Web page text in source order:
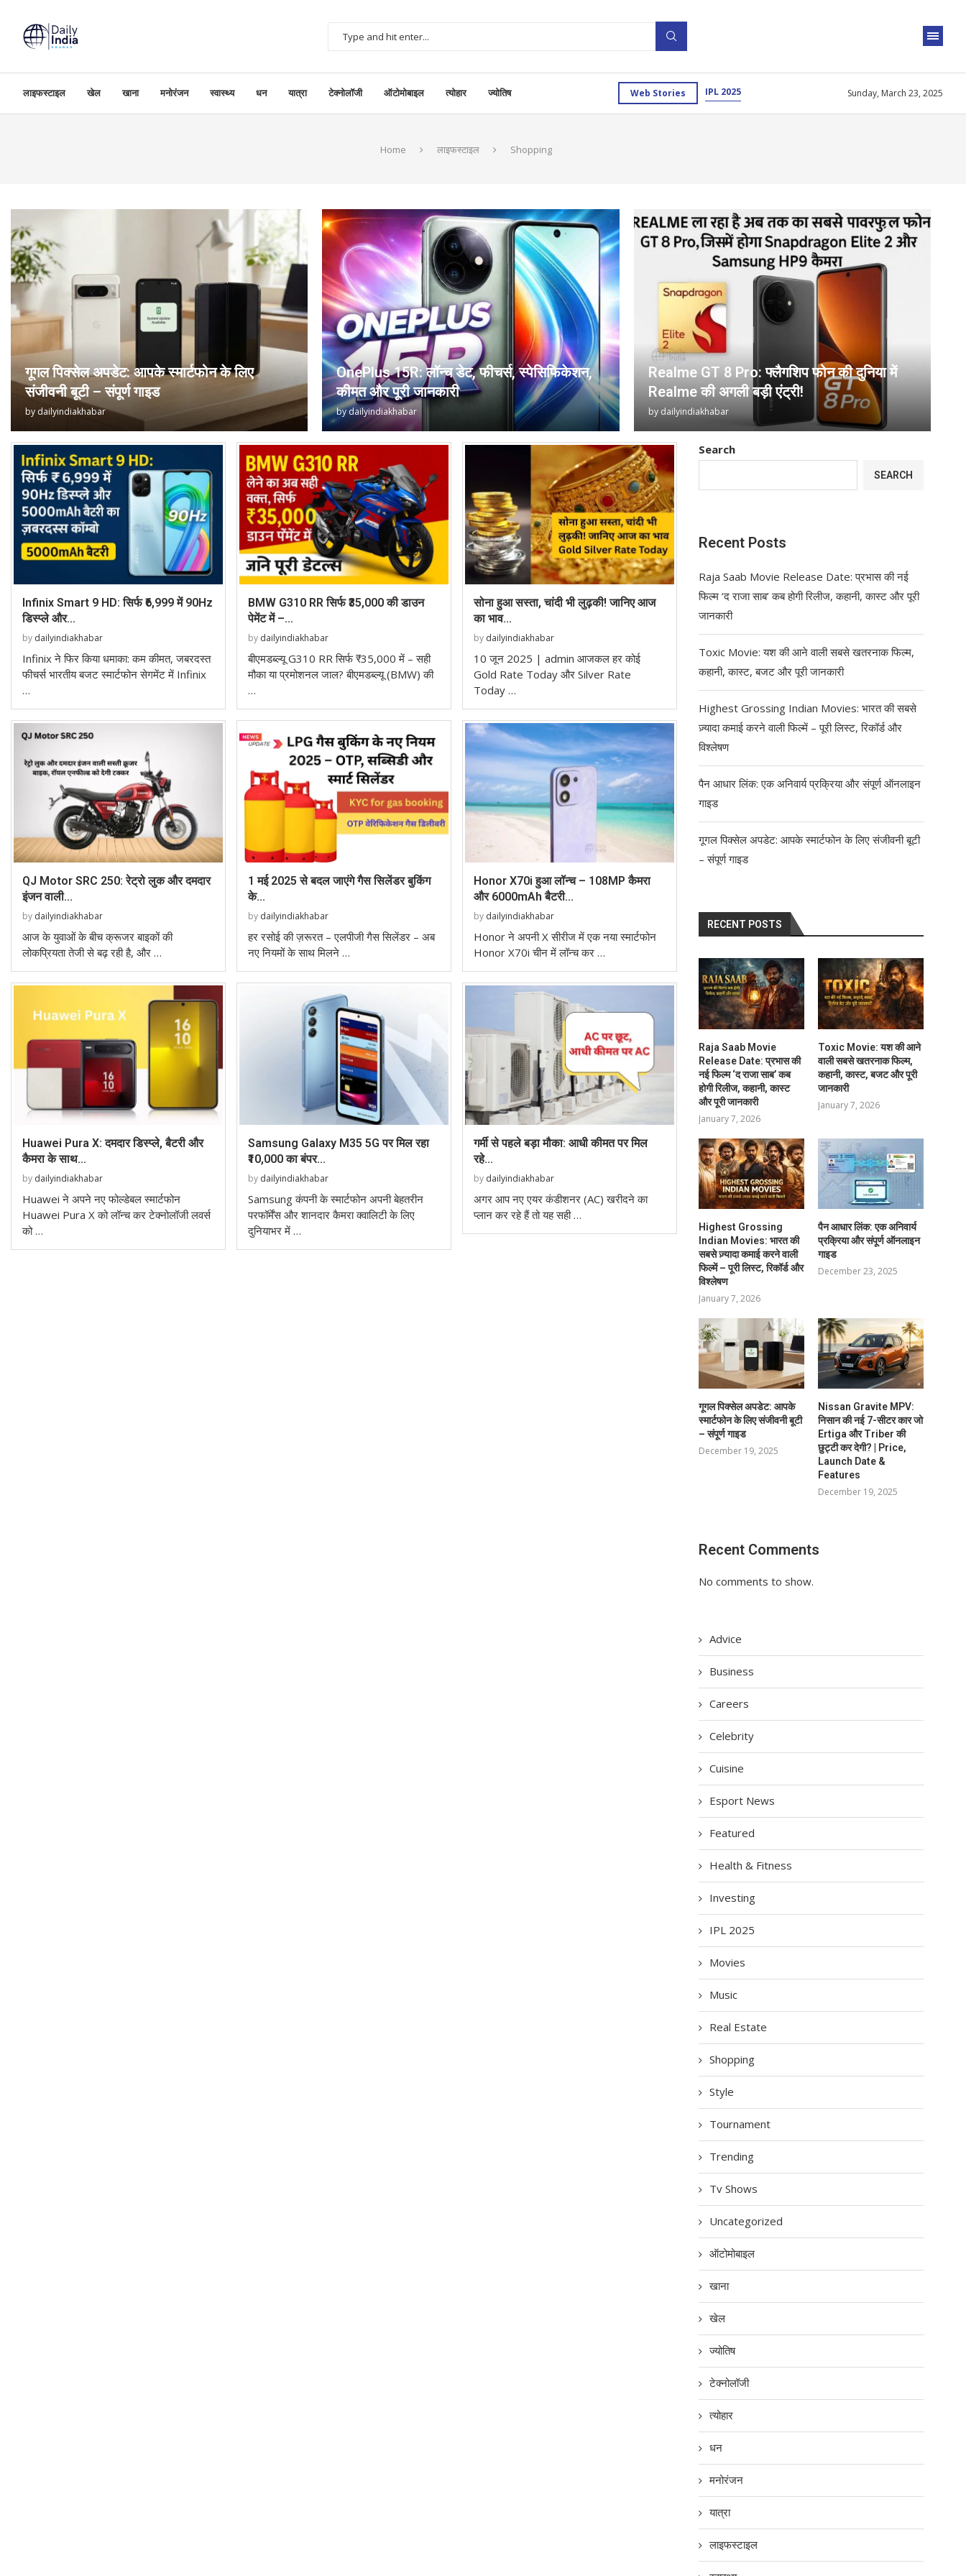
लाइफस्टाइल खेल खाना मनोरंजन स्वास्थ्य धन यात्रा टेक्नोलॉजी ऑटोमोबाइल त्योहार ज्योतिष Web Stories IPL 2025 Sunday, March 23, 2025
Home लाइफस्टाइल Shopping
गूगल पिक्सेल अपडेट: आपके स्मार्टफोन के लिए
संजीवनी बूटी – संपूर्ण गाइड
by dailyindiakhabar
OnePlus 15R: लॉन्च डेट, फीचर्स, स्पेसिफिकेशन,
कीमत और पूरी जानकारी
bydailyindiakhabar
Realme GT 8 Pro: फ्लैगशिप फोन की दुनिया में
Realme की अगली बड़ी एंट्री!
by dailyindiakhabar
Infinix Smart 9 HD: सिर्फ ₹6,999 में 90Hz
डिस्प्ले और...
by dailyindiakhabar
Infinix ने फिर किया धमाका: कम कीमत, जबरदस्त
फीचर्स भारतीय बजट स्मार्टफोन सेगमेंट में Infinix
…
BMW G310 RR सिर्फ ₹35,000 की डाउन
पेमेंट में –...
by dailyindiakhabar
बीएमडब्ल्यू G310 RR सिर्फ ₹35,000 में – सही
मौका या प्रमोशनल जाल? बीएमडब्ल्यू (BMW) की
…
सोना हुआ सस्ता, चांदी भी लुढ़की! जानिए आज
का भाव...
by dailyindiakhabar
10 जून 2025 | admin आजकल हर कोई
Gold Rate Today और Silver Rate
Today …
QJ Motor SRC 250: रेट्रो लुक और दमदार
इंजन वाली...
by dailyindiakhabar
आज के युवाओं के बीच क्रूजर बाइकों की
लोकप्रियता तेजी से बढ़ रही है, और …
1 मई 2025 से बदल जाएंगे गैस सिलेंडर बुकिंग
के...
by dailyindiakhabar
हर रसोई की ज़रूरत – एलपीजी गैस सिलेंडर – अब
नए नियमों के साथ मिलने …
Honor X70i हुआ लॉन्च – 108MP कैमरा
और 6000mAh बैटरी...
by dailyindiakhabar
Honor ने अपनी X सीरीज में एक नया स्मार्टफोन
Honor X70i चीन में लॉन्च कर …
Huawei Pura X: दमदार डिस्प्ले, बैटरी और
कैमरा के साथ...
by dailyindiakhabar
Huawei ने अपने नए फोल्डेबल स्मार्टफोन
Huawei Pura X को लॉन्च कर टेक्नोलॉजी लवर्स
को …
Samsung Galaxy M35 5G पर मिल रहा
₹10,000 का बंपर...
by dailyindiakhabar
Samsung कंपनी के स्मार्टफोन अपनी बेहतरीन
परफॉर्मेंस और शानदार कैमरा क्वालिटी के लिए
दुनियाभर में …
गर्मी से पहले बड़ा मौका: आधी कीमत पर मिल
रहे...
by dailyindiakhabar
अगर आप नए एयर कंडीशनर (AC) खरीदने का
प्लान कर रहे हैं तो यह सही …
Search
SEARCH
Recent Posts
Raja Saab Movie Release Date: प्रभास की नई
फिल्म ‘द राजा साब’ कब होगी रिलीज, कहानी, कास्ट और पूरी
जानकारी
Toxic Movie: यश की आने वाली सबसे खतरनाक फिल्म,
कहानी, कास्ट, बजट और पूरी जानकारी
Highest Grossing Indian Movies: भारत की सबसे
ज़्यादा कमाई करने वाली फिल्में – पूरी लिस्ट, रिकॉर्ड और
विश्लेषण
पैन आधार लिंक: एक अनिवार्य प्रक्रिया और संपूर्ण ऑनलाइन
गाइड
गूगल पिक्सेल अपडेट: आपके स्मार्टफोन के लिए संजीवनी बूटी
– संपूर्ण गाइड
RECENT POSTS
Raja Saab Movie
Release Date: प्रभास की
नई फिल्म ‘द राजा साब’ कब
होगी रिलीज, कहानी, कास्ट
और पूरी जानकारी
January 7, 2026
Toxic Movie: यश की आने
वाली सबसे खतरनाक फिल्म,
कहानी, कास्ट, बजट और पूरी
जानकारी
January 7, 2026
Highest Grossing
Indian Movies: भारत की
सबसे ज़्यादा कमाई करने वाली
फिल्में – पूरी लिस्ट, रिकॉर्ड और
विश्लेषण
January 7, 2026
पैन आधार लिंक: एक अनिवार्य
प्रक्रिया और संपूर्ण ऑनलाइन
गाइड
December 23, 2025
गूगल पिक्सेल अपडेट: आपके
स्मार्टफोन के लिए संजीवनी बूटी
– संपूर्ण गाइड
December 19, 2025
Nissan Gravite MPV:
निसान की नई 7-सीटर कार जो
Ertiga और Triber की
छुट्टी कर देगी? | Price,
Launch Date &
Features
December 19, 2025
Recent Comments
No comments to show.
Advice
Business
Careers
Celebrity
Cuisine
Esport News
Featured
Health & Fitness
Investing
IPL 2025
Movies
Music
Real Estate
Shopping
Style
Tournament
Trending
Tv Shows
Uncategorized
ऑटोमोबाइल
खाना
खेल
ज्योतिष
टेक्नोलॉजी
त्योहार
धन
मनोरंजन
यात्रा
लाइफस्टाइल